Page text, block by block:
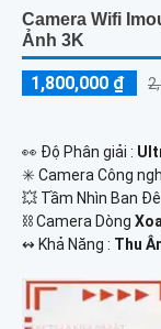
Camera Wifi
Ảnh 3K
1,800,000 ₫
️👀 Độ Phân giải :
✳️ Camera Công
💥 Tầm Nhìn Ban
⛓ Camera Dòng
️↭ Khả Năng : Thu